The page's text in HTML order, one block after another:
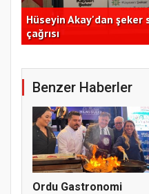
Hüseyin Akay'dan şeker
çağrısı
Benzer Haberler
Ordu Gastronomi